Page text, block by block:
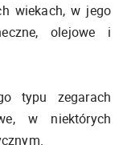
wiekach, w jego
olejowe i
typu zegarach
w niektórych